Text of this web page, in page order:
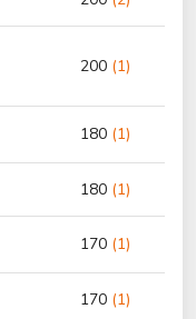
200 (1)
180 (1)
180 (1)
170 (1)
170 (1)